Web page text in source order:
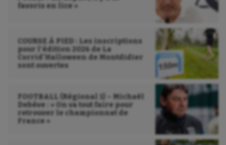
favoris en lice »
COURSE À PIED : Les inscriptions
pour l’édition 2026 de La
Corrid’Halloween de Montdidier
sont ouvertes
FOOTBALL (Régional 1) – Michaël
Debève : « On va tout faire pour
retrouver le championnat de
France »